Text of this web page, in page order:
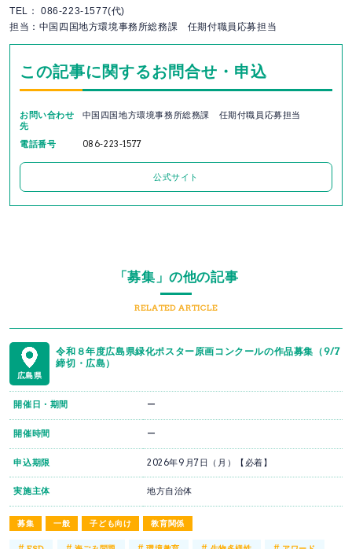
TEL： 086-223-1577(代)
担当：中国四国地方環境事務所総務課 任期付職員応募担当
この記事に関するお問合せ・申込
お問い合わせ
先
中国四国地方環境事務所総務課 任期付職員応募担当
電話番号 086-223-1577
公式サイト
「募集」の他の記事
RELATED ARTICLE
広島県
令和８年度広島県緑化ポスター原画コンクールの作品募集（9/7
締切・広島）
募集 一般 子ども向け 教育関係
開催日・期間 ー
開催時間 ー
申込期限 2026年9月7日（月）【必着】
実施主体 地方自治体